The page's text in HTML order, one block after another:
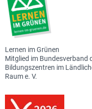
Lernen im Grünen
Mitglied im Bundesverband
Bildungszentren im
Raum e. V.